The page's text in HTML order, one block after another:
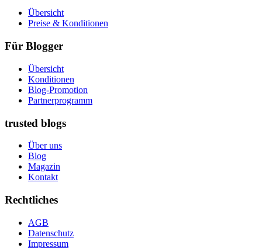
Übersicht
Preise & Konditionen
Für Blogger
Übersicht
Konditionen
Blog-Promotion
Partnerprogramm
trusted blogs
Über uns
Blog
Magazin
Kontakt
Rechtliches
AGB
Datenschutz
Impressum